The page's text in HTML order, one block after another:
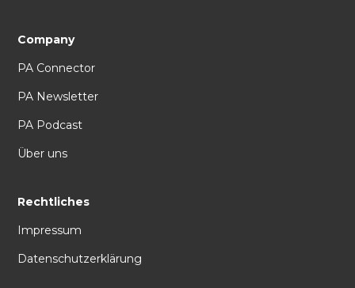
Company
PA Connector
PA Newsletter
PA Podcast
Über uns
Rechtliches
Impressum
Datenschutzerklärung